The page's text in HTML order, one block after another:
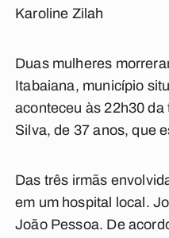
Karoline Zilah
Duas mulheres
Itabaiana, município
aconteceu às 22h30
Silva, de 37 anos, que
Das três irmãs
em um hospital local.
João Pessoa. De